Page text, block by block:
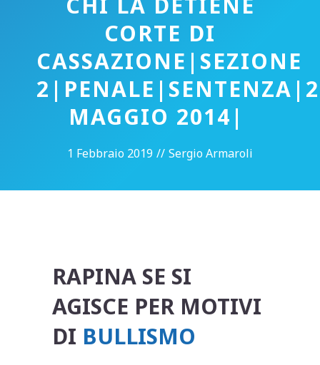
CORTE DI
CASSAZIONE|SEZIONE
MAGGIO 2014|
1 Febbraio 2019 // Sergio Armaroli
RAPINA SE SI
AGISCE PER MOTIVI
DI BULLISMO